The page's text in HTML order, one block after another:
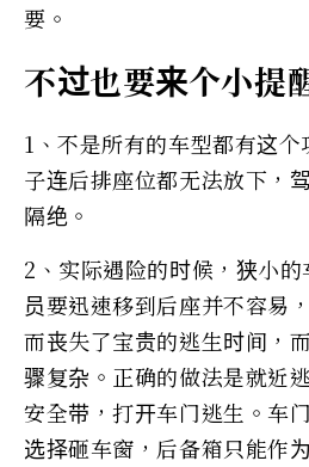
要。
不过也要来个小提
1、不是所有的车型都有这
子连后排座位都无法放下，
隔绝。
2、实际遇险的时候，狭小
员要迅速移到后座并不容易
而丧失了宝贵的逃生时间，
骤复杂。正确的做法是就近
安全带，打开车门逃生。车
选择砸车窗，后备箱只能作